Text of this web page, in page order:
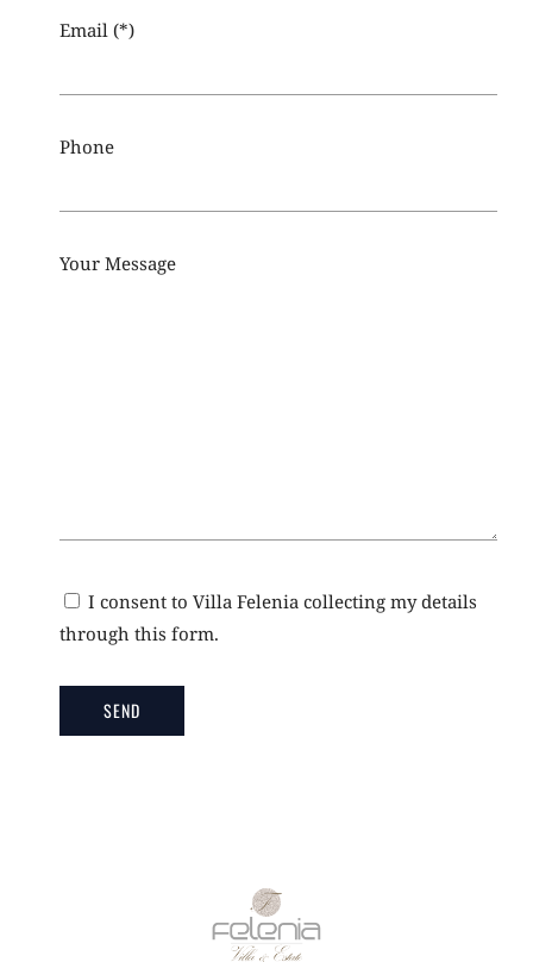
Email (*)
Phone
Your Message
I consent to Villa Felenia collecting my details
through this form.